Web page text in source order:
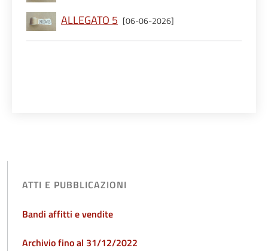
ALLEGATO 5 [06-06-2026]
ATTI E PUBBLICAZIONI
Bandi affitti e vendite
Archivio fino al 31/12/2022